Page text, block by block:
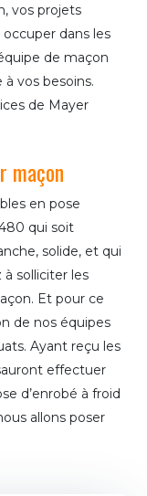
vos projets
dans les
de maçon
vos besoins.
de Mayer
maçon
en pose
qui soit
solide, et qui
solliciter les
Et pour ce
de nos équipes
Ayant reçu les
effectuer
d’enrobé à froid
allons poser